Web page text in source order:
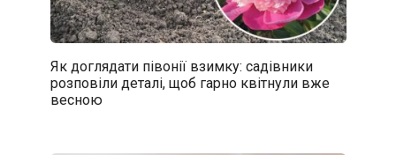
Як доглядати півонії взимку: садівники
розповіли деталі, щоб гарно квітнули вже
весною